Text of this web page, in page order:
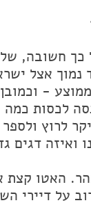
כך חשובה,
נמוך אצל
-
לכסות
לרוץ
ואיזה דגים
האטו
על דיירי